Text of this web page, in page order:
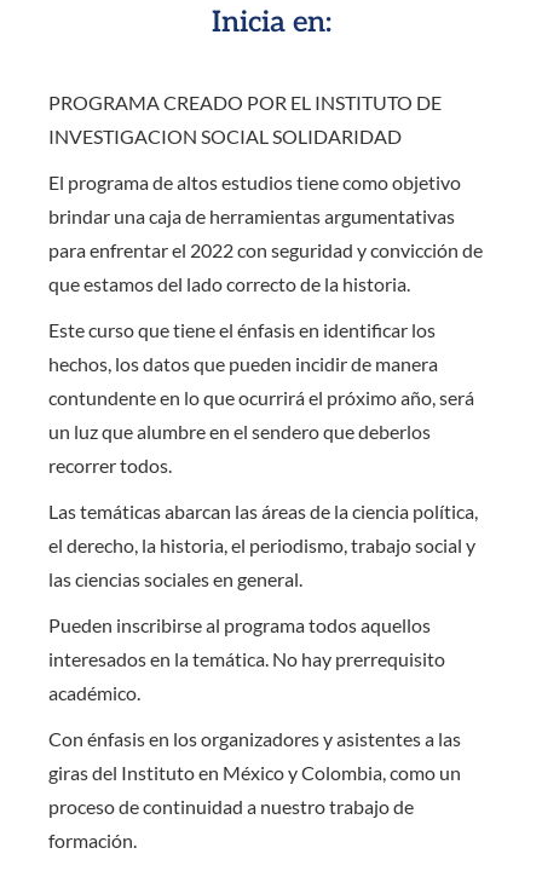
Inicia en:
PROGRAMA CREADO POR EL INSTITUTO DE
INVESTIGACION SOCIAL SOLIDARIDAD
El programa de altos estudios tiene como objetivo
brindar una caja de herramientas argumentativas
para enfrentar el 2022 con seguridad y convicción de
que estamos del lado correcto de la historia.
Este curso que tiene el énfasis en identificar los
hechos, los datos que pueden incidir de manera
contundente en lo que ocurrirá el próximo año, será
un luz que alumbre en el sendero que deberlos
recorrer todos.
Las temáticas abarcan las áreas de la ciencia política,
el derecho, la historia, el periodismo, trabajo social y
las ciencias sociales en general.
Pueden inscribirse al programa todos aquellos
interesados en la temática. No hay prerrequisito
académico.
Con énfasis en los organizadores y asistentes a las
giras del Instituto en México y Colombia, como un
proceso de continuidad a nuestro trabajo de
formación.